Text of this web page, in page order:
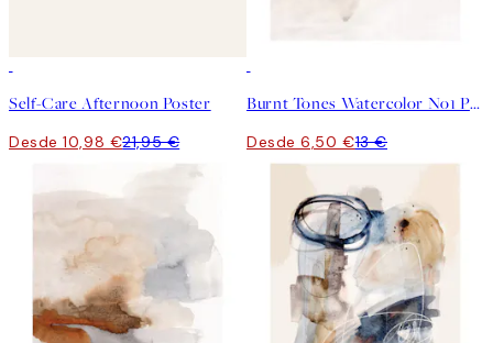
Self-Care Afternoon Poster
Desde 10,98 €21,95 €
Burnt Tones Watercolor No1 Poster
Desde 6,50 €13 €